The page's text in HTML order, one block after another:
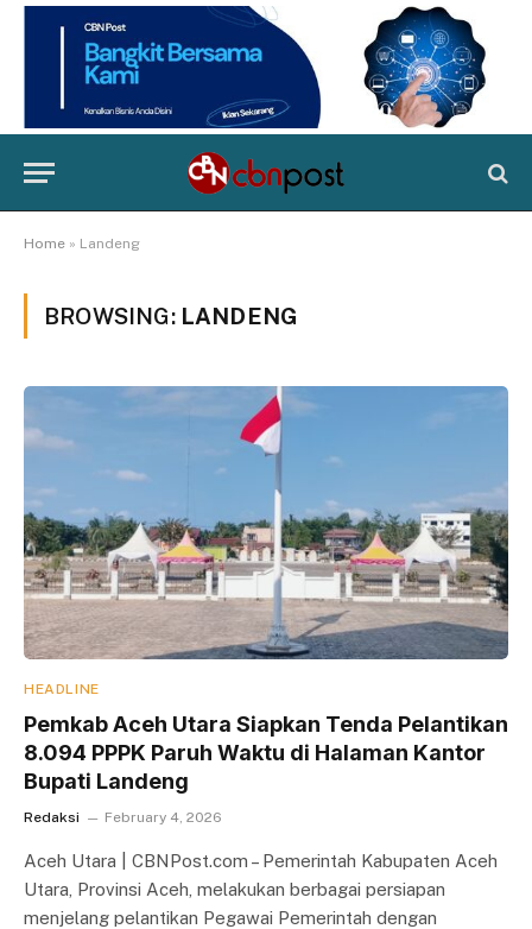
Home » Landeng
BROWSING: LANDENG
HEADLINE
Pemkab Aceh Utara Siapkan Tenda Pelantikan
8.094 PPPK Paruh Waktu di Halaman Kantor
Bupati Landeng
Redaksi February 4, 2026
Aceh Utara | CBNPost.com – Pemerintah Kabupaten Aceh
Utara, Provinsi Aceh, melakukan berbagai persiapan
menjelang pelantikan Pegawai Pemerintah dengan